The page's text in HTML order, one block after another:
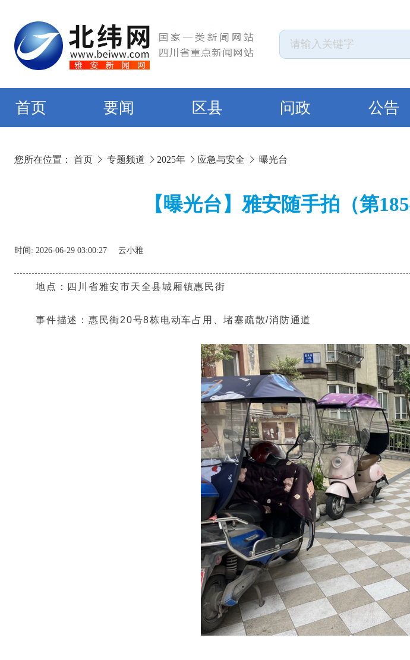
首页 要闻 区县 问政 公告
您所在位置： 首页 专题频道 2025年 应急与安全 曝光台
【曝光台】雅安随手拍（第
时间: 2026-06-29 03:00:27 云小雅
地点：四川省雅安市天全县城厢镇惠民街
事件描述：惠民街20号8栋电动车占用、堵塞疏散/消防通道